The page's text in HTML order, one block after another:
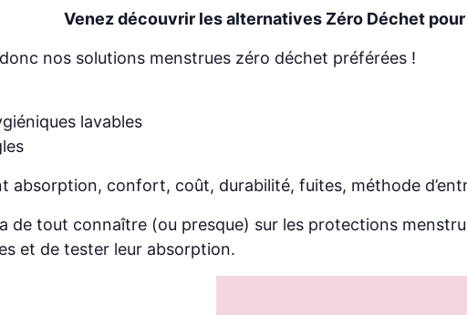
Venez découvrir les alternatives Zéro Déchet
nos solutions menstrues zéro déchet préférées !
lavables
absorption, confort, coût, durabilité, fuites, méthode
de tout connaître (ou presque) sur les protections
et de tester leur absorption.